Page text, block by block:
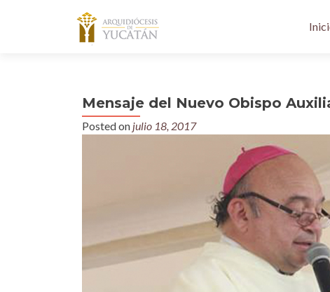
Mensaje del Nuevo Obispo
Posted on julio 18, 2017